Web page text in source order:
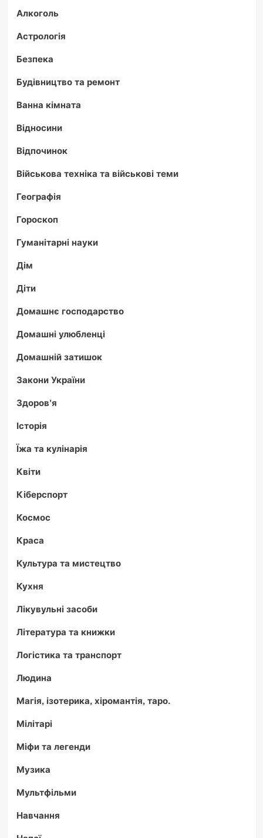
Алкоголь
Астрологія
Безпека
Будівництво та ремонт
Ванна кімната
Відносини
Відпочинок
Військова техніка та військові теми
Географія
Гороскоп
Гуманітарні науки
Дім
Діти
Домашнє господарство
Домашні улюбленці
Домашній затишок
Закони України
Здоров'я
Історія
Їжа та кулінарія
Квіти
Кіберспорт
Космос
Краса
Культура та мистецтво
Кухня
Лікувульні засоби
Література та книжки
Логістика та транспорт
Людина
Магія, ізотерика, хіромантія, таро.
Мілітарі
Міфи та легенди
Музика
Мультфільми
Навчання